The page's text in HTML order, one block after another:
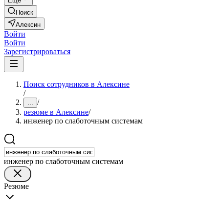
Поиск
Алексин
Войти
Войти
Зарегистрироваться
Поиск сотрудников в Алексине
/
... /
резюме в Алексине/
инженер по слаботочным системам
инженер по слаботочным системам
Резюме